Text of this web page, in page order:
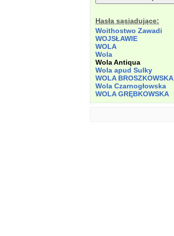
Hasła sąsiadujące:
Woithostwo Zawadi
WOJSŁAWIE
WOLA
Wola
Wola Antiqua
Wola apud Sulky
WOLA BROSZKOWSKA
Wola Czarnogłowska
WOLA GRĘBKOWSKA